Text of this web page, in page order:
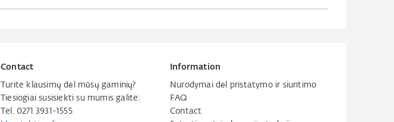
Contact
Turite klausimų dėl mūsų gaminių?
Tiesiogiai susisiekti su mumis galite:
Tel. 0271 3931-1555
Information
Nurodymai dėl pristatymo ir siuntimo
FAQ
Contact